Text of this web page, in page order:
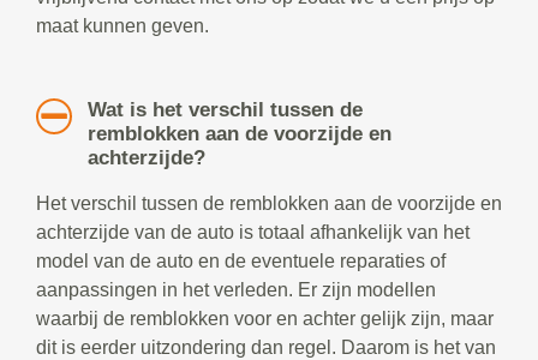
maat kunnen geven.
Wat is het verschil tussen de
remblokken aan de voorzijde en
achterzijde?
Het verschil tussen de remblokken aan de voorzijde en
achterzijde van de auto is totaal afhankelijk van het
model van de auto en de eventuele reparaties of
aanpassingen in het verleden. Er zijn modellen
waarbij de remblokken voor en achter gelijk zijn, maar
dit is eerder uitzondering dan regel. Daarom is het van